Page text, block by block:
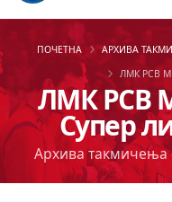
ЛМК РСВ
Супер
Архива такмичења
ПОЧЕТНА АРХИВА
ЛМК РСВ